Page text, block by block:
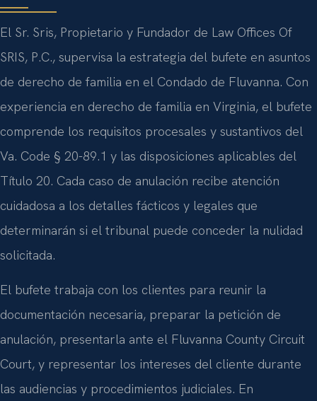
El Sr. Sris, Propietario y Fundador de Law Offices Of
SRIS, P.C., supervisa la estrategia del bufete en asuntos
de derecho de familia en el Condado de Fluvanna. Con
experiencia en derecho de familia en Virginia, el bufete
comprende los requisitos procesales y sustantivos del
Va. Code § 20-89.1 y las disposiciones aplicables del
Título 20. Cada caso de anulación recibe atención
cuidadosa a los detalles fácticos y legales que
determinarán si el tribunal puede conceder la nulidad
solicitada.
El bufete trabaja con los clientes para reunir la
documentación necesaria, preparar la petición de
anulación, presentarla ante el Fluvanna County Circuit
Court, y representar los intereses del cliente durante
las audiencias y procedimientos judiciales. En